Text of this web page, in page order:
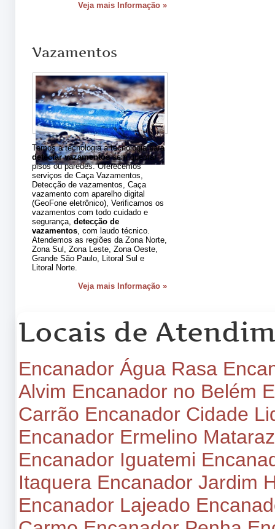
Veja mais Informação »
Vazamentos
Temos a tecnologia a tecnologia para
detectar vazamentossem quebrar
pisos ou paredes. Oferecemos
serviços de Caça Vazamentos,
Detecção de vazamentos, Caça
vazamento com aparelho digital
(GeoFone eletrônico), Verificamos os
vazamentos com todo cuidado e
segurança,detecção de
vazamentos, com laudo técnico.
Atendemos as regiões da Zona Norte,
Zona Sul, Zona Leste, Zona Oeste,
Grande São Paulo, Litoral Sul e
Litoral Norte.
Veja mais Informação »
Locais de
Encanador Água Rasa
Alvim Encanador no Belém
Carrão Encanador Cidade
Encanador Ermelino
Encanador Iguatemi
Itaquera Encanador Jardim
Encanador Lajeado